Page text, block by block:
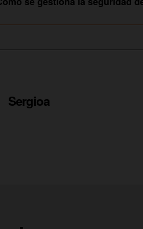
Sergioa